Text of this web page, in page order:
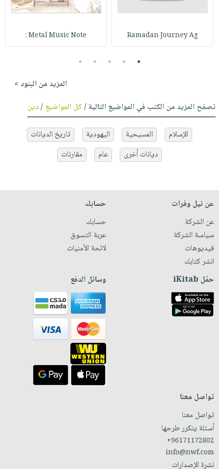
Ramadan Journey Ag
Metal Music Note :
1
2
3
4
5
المزيد من البنود »
تصفح المزيد من الكتب في المواضيع التالية /كل المواضيع/دين
الإسلام المسيحية اليهودية
تاريخ الديانات
ديانات أخرى
عام مقارنات
عن نيل وفرات
عن الشركة
سياسة الشركة
فيديوهات
انشر كتابك
حسابك
حسابك
عربة التسوق
لائحة الأمنيات
حمّل iKitab وسائل الدفع
تواصل معنا
تواصل معنا
أسئلة يتكرر طرحها
+96171172802
info@nwf.com
نشرة الإصدارات